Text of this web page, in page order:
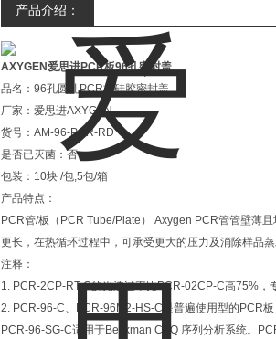
产品介绍：
AXYGEN爱思进PCR板96孔密封盖
品名：96孔圆孔PCR板硅胶密封盖
厂家：爱思进AXYGEN
货号：AM-96-PCR-RD
是否已灭菌：否
包装：10块 /包,5包/箱
产品特点：
PCR管/板（PCR Tube/Plate） Axygen PCR管管壁薄
更长，在热循环过程中，可承受更大的压力及消除样品蒸
注释：
1. PCR-2CP-RT-C的光透过率比PCR-02CP-C高75%，
2. PCR-96-C、PCR-96M2-HS-C是普遍使用型的PCR
PCR-96-SG-C适用于Beckman CEQ 序列分析系统。